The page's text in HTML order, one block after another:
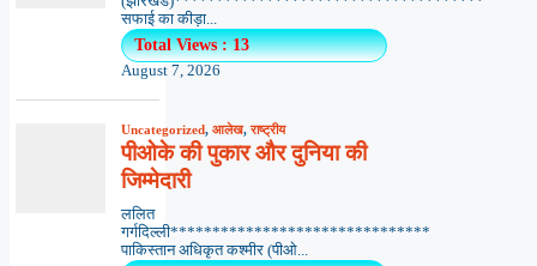
सफाई का कीड़ा...
Total Views : 13
August 7, 2026
Uncategorized, आलेख,राष्ट्रीय
पीओके की पुकार और दुनिया की
जिम्मेदारी
ललित
गर्गदिल्ली*******************************
पाकिस्तान अधिकृत कश्मीर (पीओ...